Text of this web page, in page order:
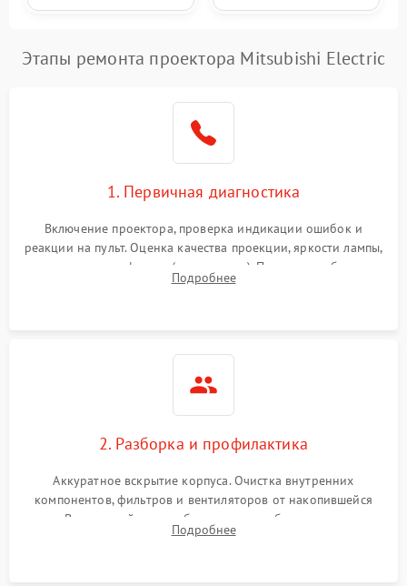
Этапы ремонта проектора Mitsubishi Electric
1. Первичная диагностика
Включение проектора, проверка индикации ошибок и
реакции на пульт. Оценка качества проекции, яркости лампы,
наличия артефактов (точки, пятна). Проверка работы
системы охлаждения по уровню шума вентиляторов.
Подробнее
2. Разборка и профилактика
Аккуратное вскрытие корпуса. Очистка внутренних
компонентов, фильтров и вентиляторов от накопившейся
пыли. Визуальный осмотр блока питания, балласта лампы и
материнской платы на наличие прогаров или вздутых
Подробнее